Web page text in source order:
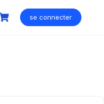
se connecter